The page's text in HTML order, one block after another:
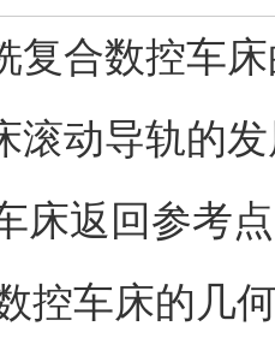
复合数控车
滚动导轨的
床返回参考
控车床的几